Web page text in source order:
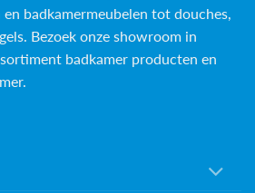
badkamermeubelen tot douches,
. Bezoek onze showroom in
badkamer producten en